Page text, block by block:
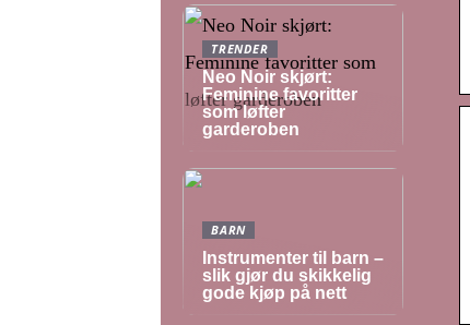
TRENDER
Neo Noir skjørt:
Feminine favoritter
som løfter
garderoben
BARN
Instrumenter til barn –
slik gjør du skikkelig
gode kjøp på nett